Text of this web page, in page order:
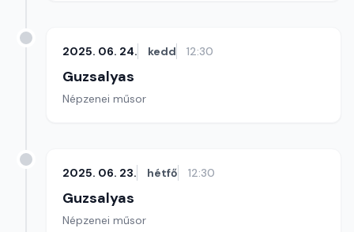
2025. 06. 24. kedd 12:30
Guzsalyas
Népzenei műsor
2025. 06. 23. hétfő 12:30
Guzsalyas
Népzenei műsor